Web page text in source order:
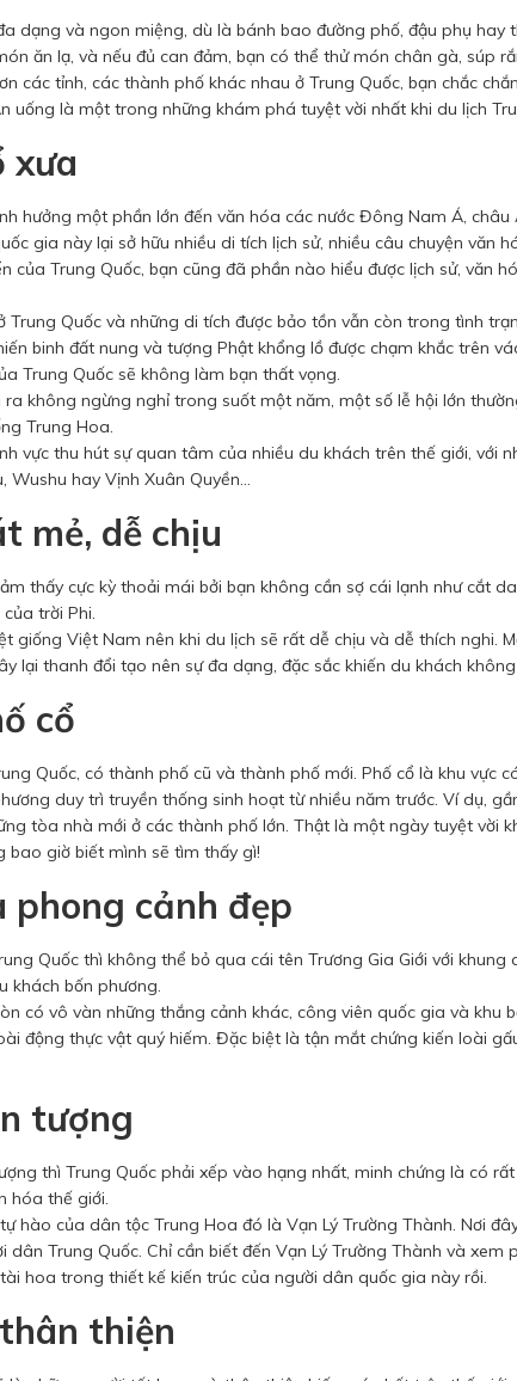
dạng và ngon miệng, dù là bánh bao đường phố, đậu phụ hay
ăn lạ, và nếu đủ can đảm, bạn có thể thử món chân gà, súp
các tỉnh, các thành phố khác nhau ở Trung Quốc, bạn chắc
uống là một trong những khám phá tuyệt vời nhất khi du lịch
xưa
hưởng một phần lớn đến văn hóa các nước Đông Nam Á, châu
gia này lại sở hữu nhiều di tích lịch sử, nhiều câu chuyện văn
của Trung Quốc, bạn cũng đã phần nào hiểu được lịch sử, văn
Trung Quốc và những di tích được bảo tồn vẫn còn trong tình
binh đất nung và tượng Phật khổng lồ được chạm khắc trên
Trung Quốc sẽ không làm bạn thất vọng.
ra không ngừng nghỉ trong suốt một năm, một số lễ hội lớn
Trung Hoa.
vực thu hút sự quan tâm của nhiều du khách trên thế giới, với
Wushu hay Vịnh Xuân Quyền…
mẻ, dễ chịu
thấy cực kỳ thoải mái bởi bạn không cần sợ cái lạnh như cắt
trời Phi.
giống Việt Nam nên khi du lịch sẽ rất dễ chịu và dễ thích nghi.
lại thanh đổi tạo nên sự đa dạng, đặc sắc khiến du khách
cổ
Quốc, có thành phố cũ và thành phố mới. Phố cổ là khu vực
duy trì truyền thống sinh hoạt từ nhiều năm trước. Ví dụ,
tòa nhà mới ở các thành phố lớn. Thật là một ngày tuyệt vời
bao giờ biết mình sẽ tìm thấy gì!
phong cảnh đẹp
Quốc thì không thể bỏ qua cái tên Trương Gia Giới với khung
khách bốn phương.
có vô vàn những thắng cảnh khác, công viên quốc gia và khu
động thực vật quý hiếm. Đặc biệt là tận mắt chứng kiến loài
tượng
thì Trung Quốc phải xếp vào hạng nhất, minh chứng là có
hóa thế giới.
hào của dân tộc Trung Hoa đó là Vạn Lý Trường Thành. Nơi
dân Trung Quốc. Chỉ cần biết đến Vạn Lý Trường Thành và xem
hoa trong thiết kế kiến trúc của người dân quốc gia này rồi.
thiện